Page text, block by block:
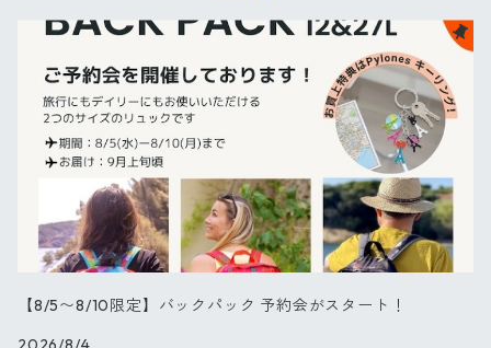
バッグ＆ウォレット
その他
キーリング
コクリコ
ブーケ
パレット
【NEW】チューリップ
【8/5〜8/10限定】バックパック 予約会がスタート！